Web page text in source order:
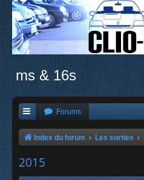
ms & 16s
Forums
Index du forum Les sorties
2015